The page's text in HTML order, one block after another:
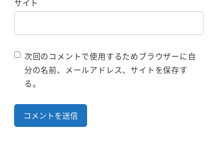
次回のコメントで使用するためブラウザーに自
分の名前、メールアドレス、サイトを保存す
る。